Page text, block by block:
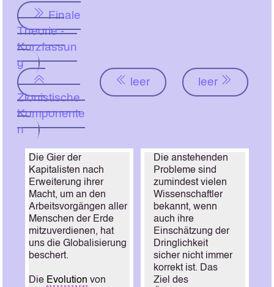
Finale
Theorie -
Kurzfassun
g
Zionistische
Komponente
n
leer leer
Die Gier der
Kapitalisten nach
Erweiterung ihrer
Macht, um an den
Arbeitsvorgängen aller
Menschen der Erde
mitzuverdienen, hat
uns die Globalisierung
beschert.
Die Evolution von
Die anstehenden
Probleme sind
zumindest vielen
Wissenschaftler
bekannt, wenn
auch ihre
Einschätzung der
Dringlichkeit
sicher nicht immer
korrekt ist. Das
Ziel des